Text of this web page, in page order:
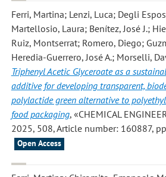
Ferri, Martina; Lenzi, Luca; Degli
Martellosio, Laura; Benítez, José J.;
Ruiz, Montserrat; Romero, Diego;
Heredia-Guerrero, José A.; Morselli,
Triphenyl Acetic Glyceroate as a
additive for developing transparent,
polylactide green alternative to
food packaging, «CHEMICAL
2025, 508, Article number: 160887,
Open Access